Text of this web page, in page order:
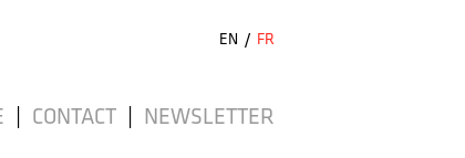
EN / FR
CONTACT NEWSLETTER